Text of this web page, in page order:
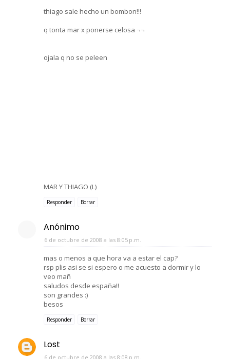
thiago sale hecho un bombon!!!
q tonta mar x ponerse celosa ¬¬
ojala q no se peleen
MAR Y THIAGO (L)
Responder Borrar
Anónimo
6 de octubre de 2008 a las 8:05 p.m.
mas o menos a que hora va a estar el cap?
rsp plis asi se si espero o me acuesto a dormir y lo
veo mañ
saludos desde españa!!
son grandes :)
besos
Responder Borrar
Lost
6 de octubre de 2008 a las 8:08 p.m.